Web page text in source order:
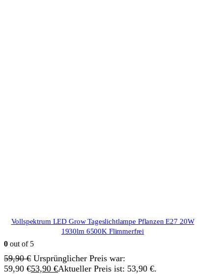
Vollspektrum LED Grow Tageslichtlampe Pflanzen E27 20W
1930lm 6500K Flimmerfrei
0 out of 5
59,90€ Ursprünglicher Preis war:
59,90 €53,90 €Aktueller Preis ist: 53,90 €.